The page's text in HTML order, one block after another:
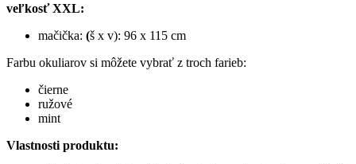
veľkosť XXL:
mačička: (š x v): 96 x 115 cm
Farbu okuliarov si môžete vybrať z troch farieb:
čierne
ružové
mint
Vlastnosti produktu: